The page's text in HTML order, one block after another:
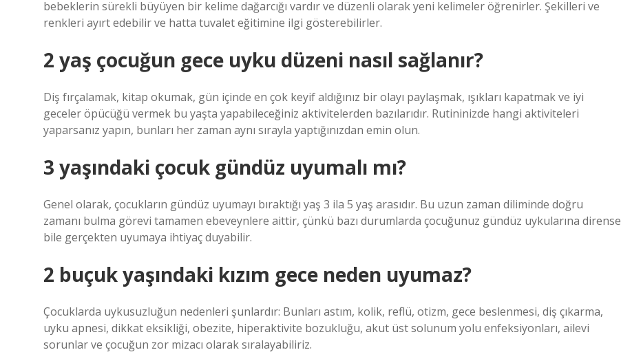
bebeklerin sürekli büyüyen bir kelime dağarcığı vardır ve düzenli olarak yeni kelimeler öğrenirler. Şekilleri ve
renkleri ayırt edebilir ve hatta tuvalet eğitimine ilgi gösterebilirler.
2 yaş çocuğun gece uyku düzeni nasıl sağlanır?
Diş fırçalamak, kitap okumak, gün içinde en çok keyif aldığınız bir olayı paylaşmak, ışıkları kapatmak ve iyi
geceler öpücüğü vermek bu yaşta yapabileceğiniz aktivitelerden bazılarıdır. Rutininizde hangi aktiviteleri
yaparsanız yapın, bunları her zaman aynı sırayla yaptığınızdan emin olun.
3 yaşındaki çocuk gündüz uyumalı mı?
Genel olarak, çocukların gündüz uyumayı bıraktığı yaş 3 ila 5 yaş arasıdır. Bu uzun zaman diliminde doğru
zamanı bulma görevi tamamen ebeveynlere aittir, çünkü bazı durumlarda çocuğunuz gündüz uykularına dirense
bile gerçekten uyumaya ihtiyaç duyabilir.
2 buçuk yaşındaki kızım gece neden uyumaz?
Çocuklarda uykusuzluğun nedenleri şunlardır: Bunları astım, kolik, reflü, otizm, gece beslenmesi, diş çıkarma,
uyku apnesi, dikkat eksikliği, obezite, hiperaktivite bozukluğu, akut üst solunum yolu enfeksiyonları, ailevi
sorunlar ve çocuğun zor mizacı olarak sıralayabiliriz.